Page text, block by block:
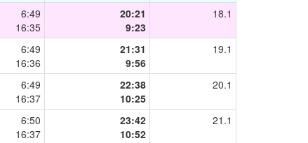
6:49
16:35
20:21
9:23
18.1
6:49
16:36
21:31
9:56
19.1
6:49
16:37
22:38
10:25
20.1
6:50
16:37
23:42
10:52
21.1